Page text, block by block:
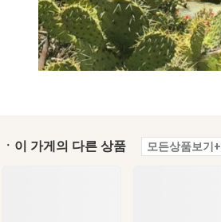
ㆍ이 가게의 다른 상품 모든상품보기+